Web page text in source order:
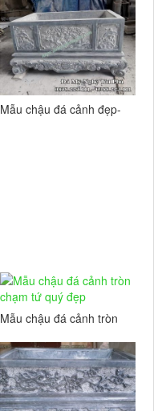
Mẫu chậu đá cảnh đẹp-
Mẫu chậu đá cảnh tròn